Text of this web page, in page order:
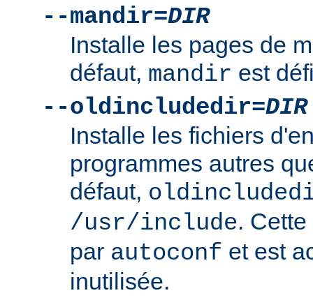
--mandir=DIR
Installe les pages de
défaut, mandir est
--oldincludedir=DIR
Installe les fichiers
programmes autres
défaut,
/usr/include.
par autoconf et est
inutilisée.